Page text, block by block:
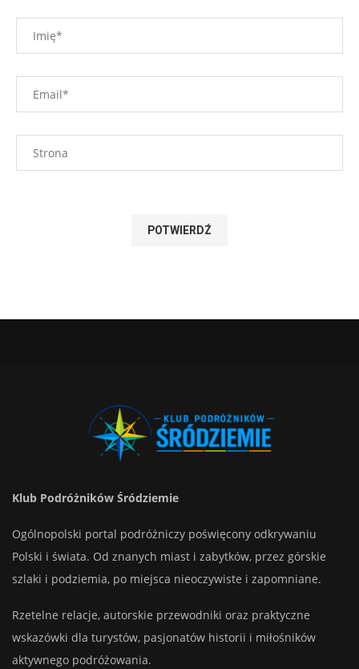
Klub Podróżników Śródziemie
Ogólnopolski portal podróżniczy poświęcony odkrywaniu
Polski i świata. Od znanych miast i zabytków, przez górskie
szlaki i podziemia, po miejsca nieoczywiste i zapomniane.
Rzetelne relacje, autorskie przewodniki oraz praktyczne
wskazówki dla turystów, pasjonatów historii i miłośników
aktywnego podróżowania.